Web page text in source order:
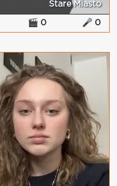
Stare Miasto
🎬 0 🎤 0